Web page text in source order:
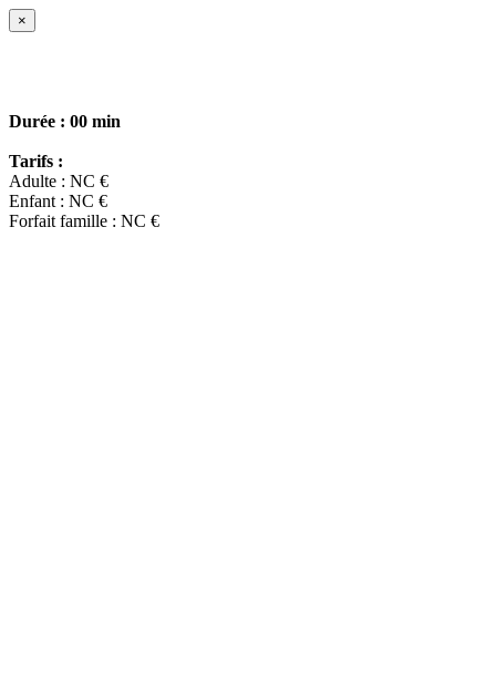
×
Durée : 00 min
Tarifs :
Adulte : NC €
Enfant : NC €
Forfait famille : NC €